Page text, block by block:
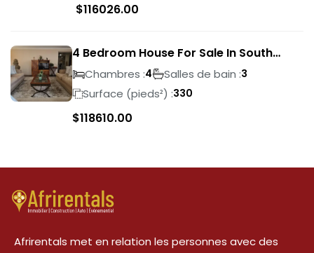
$116026.00
4 Bedroom House For Sale In South
CrestChambres :4 Salles de bain :3
Surface (pieds²) :330
$118610.00
Afrirentals met en relation les personnes avec des